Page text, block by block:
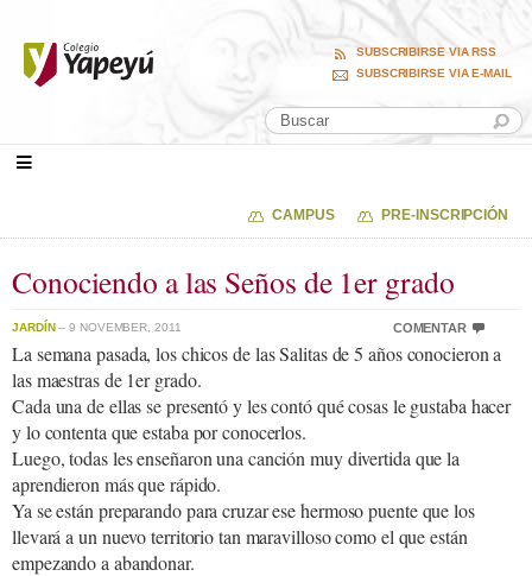
SUBSCRIBIRSE VIA RSS
SUBSCRIBIRSE VIA E-MAIL
CAMPUS PRE-INSCRIPCIÓN
Conociendo a las Seños de 1er grado
JARDÍN– 9 NOVEMBER, 2011 COMENTAR
La semana pasada, los chicos de las Salitas de 5 años conocieron a
las maestras de 1er grado.
Cada una de ellas se presentó y les contó qué cosas le gustaba hacer
y lo contenta que estaba por conocerlos.
Luego, todas les enseñaron una canción muy divertida que la
aprendieron más que rápido.
Ya se están preparando para cruzar ese hermoso puente que los
llevará a un nuevo territorio tan maravilloso como el que están
empezando a abandonar.